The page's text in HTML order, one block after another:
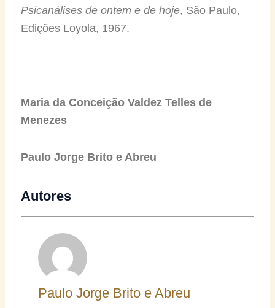
Psicanálises de ontem e de hoje, São Paulo,
Edições Loyola, 1967.
Maria da Conceição Valdez Telles de
Menezes
Paulo Jorge Brito e Abreu
Autores
Paulo Jorge Brito e Abreu